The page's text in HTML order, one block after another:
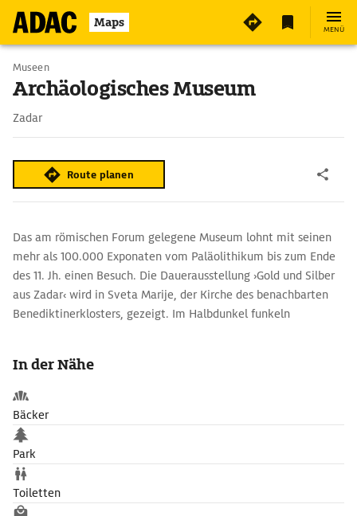
Maps MENÜ
Museen
Archäologisches Museum
Zadar
Route planen
Das am römischen Forum gelegene Museum lohnt mit seinen
mehr als 100.000 Exponaten vom Paläolithikum bis zum Ende
des 11. Jh. einen Besuch. Die Dauer­ausstellung ›Gold und Silber
aus Zadar‹ wird in Sveta Marije, der Kirche des benachbarten
Benediktinerklosters, gezeigt. Im Halbdunkel funkeln
dem Glockenturm versteckt waren.
In der Nähe
Bäcker
Park
Toiletten